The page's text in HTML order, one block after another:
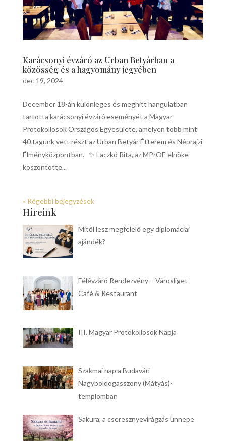
Karácsonyi évzáró az Urban Betyárban a
közösség és a hagyomány jegyében
dec 19, 2024
December 18-án különleges és meghitt hangulatban
tartotta karácsonyi évzáró eseményét a Magyar
Protokollosok Országos Egyesülete, amelyen több mint
40 tagunk vett részt az Urban Betyár Étterem és Néprajzi
Élményközpontban. ✨ Laczkó Rita, az MPrOE elnöke
köszöntötte...
« Régebbi bejegyzések
Híreink
Mitől lesz megfelelő egy diplomáciai
ajándék?
Félévzáró Rendezvény – Városliget
Café & Restaurant
III. Magyar Protokollosok Napja
Szakmai nap a Budavári
Nagyboldogasszony (Mátyás)-
templomban
Sakura, a cseresznyevirágzás ünnepe